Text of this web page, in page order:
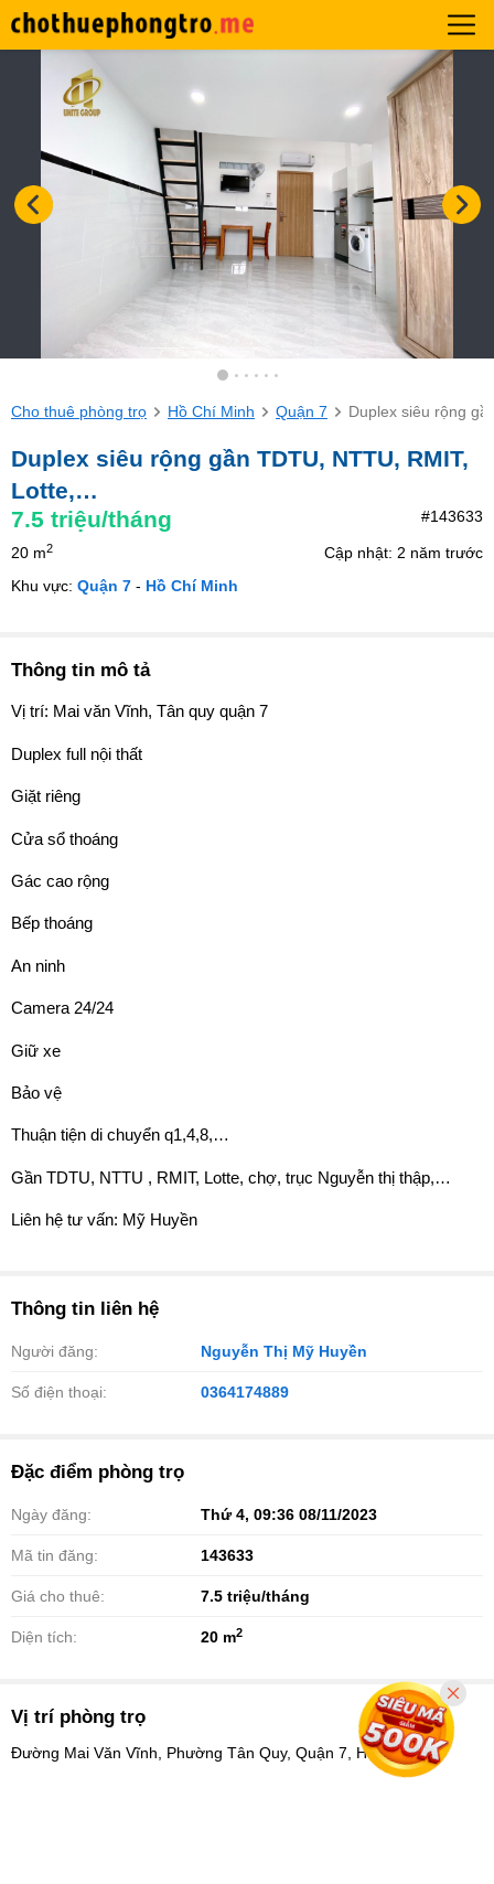
Cho thuê phòng trọ Hồ Chí Minh Quận 7 Duplex siêu rộng
Duplex siêu rộng gần TDTU, NTTU, RMIT,
Lotte,…
7.5 triệu/tháng #143633
20 m2
Cập nhật: 2 năm trước
Khu vực: Quận 7 - Hồ Chí Minh
Thông tin mô tả
Vị trí: Mai văn Vĩnh, Tân quy quận 7
Duplex full nội thất
Giặt riêng
Cửa sổ thoáng
Gác cao rộng
Bếp thoáng
An ninh
Camera 24/24
Giữ xe
Bảo vệ
Thuận tiện di chuyển q1,4,8,…
Gần TDTU, NTTU , RMIT, Lotte, chợ, trục Nguyễn thị thập,…
Liên hệ tư vấn: Mỹ Huyền
Thông tin liên hệ
Người đăng: Nguyễn Thị Mỹ Huyền
Số điện thoại: 0364174889
Đặc điểm phòng trọ
Ngày đăng: Thứ 4, 09:36 08/11/2023
Mã tin đăng: 143633
Giá cho thuê: 7.5 triệu/tháng
Diện tích: 20 m2
Vị trí phòng trọ
Đường Mai Văn Vĩnh, Phường Tân Quy, Quận 7, Hồ Chí Minh